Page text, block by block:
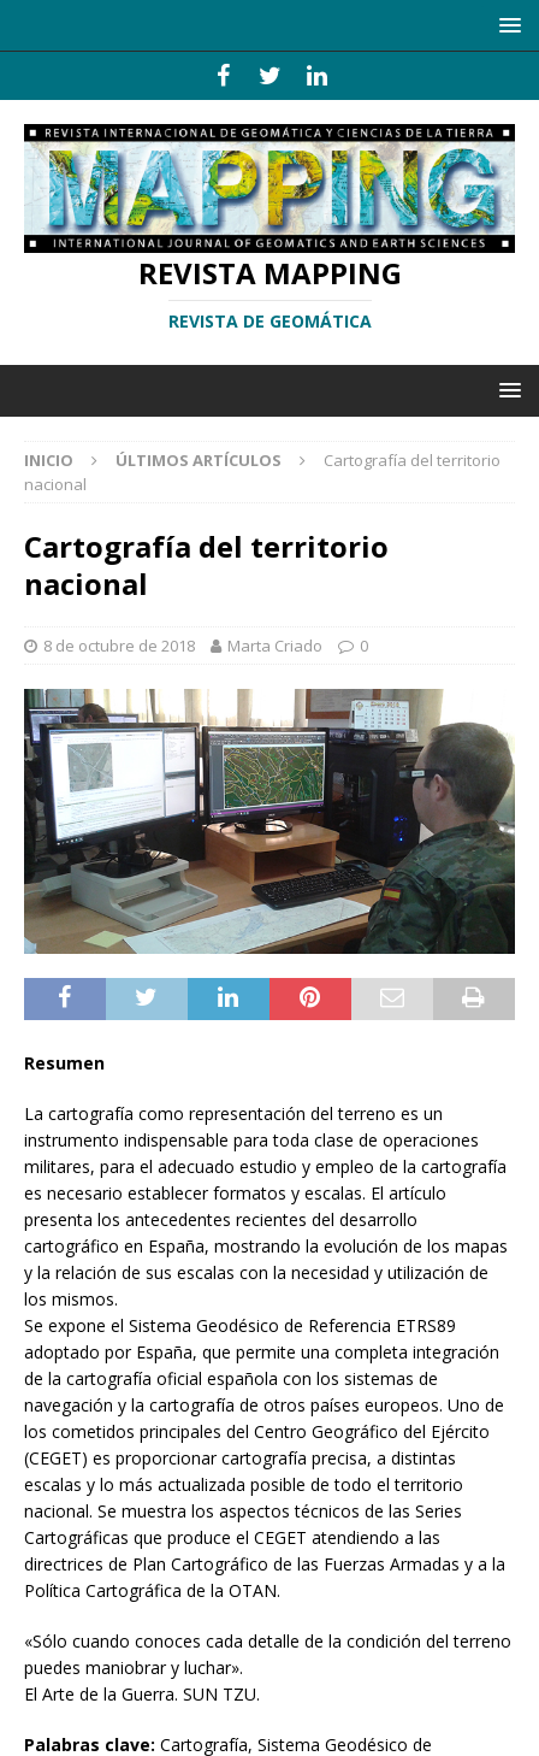
REVISTA MAPPING
REVISTA DE GEOMÁTICA
INICIO ÚLTIMOS ARTÍCULOS
Cartografía del territorio
nacional
Cartografía del territorio
nacional
8 de octubre de 2018 Marta Criado 0
Resumen
La cartografía como representación del terreno es un
instrumento indispensable para toda clase de operaciones
militares, para el adecuado estudio y empleo de la cartografía
es necesario establecer formatos y escalas. El artículo
presenta los antecedentes recientes del desarrollo
cartográfico en España, mostrando la evolución de los mapas
y la relación de sus escalas con la necesidad y utilización de
los mismos.
Se expone el Sistema Geodésico de Referencia ETRS89
adoptado por España, que permite una completa integración
de la cartografía oficial española con los sistemas de
navegación y la cartografía de otros países europeos. Uno de
los cometidos principales del Centro Geográfico del Ejército
(CEGET) es proporcionar cartografía precisa, a distintas
escalas y lo más actualizada posible de todo el territorio
nacional. Se muestra los aspectos técnicos de las Series
Cartográficas que produce el CEGET atendiendo a las
directrices de Plan Cartográfico de las Fuerzas Armadas y a la
Política Cartográfica de la OTAN.
«Sólo cuando conoces cada detalle de la condición del terreno
puedes maniobrar y luchar».
El Arte de la Guerra. SUN TZU.
Palabras clave: Cartografía, Sistema Geodésico de